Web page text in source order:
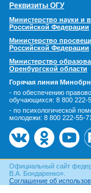
Реквизиты ОГУ
Министерство науки и
Российской Федерации
Министерство
Российской Федерации
Министерство
Оренбургской области
Горячая линия
- по обеспечению
обучающихся: 8 800 222-
- по психологической
молодежи: 8 800 222-55-
Официальный сайт
В.А. Бондаренко».
Соглашение об